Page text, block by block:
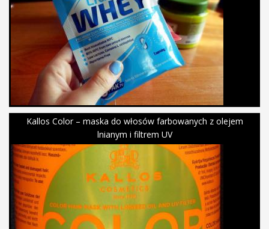
Kallos Color – maska do włosów farbowanych z olejem
lnianym i filtrem UV